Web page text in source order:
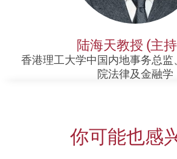
陆海天教授 (主
香港理工大学中国内地事务总
院法律及金融学
你可能也感